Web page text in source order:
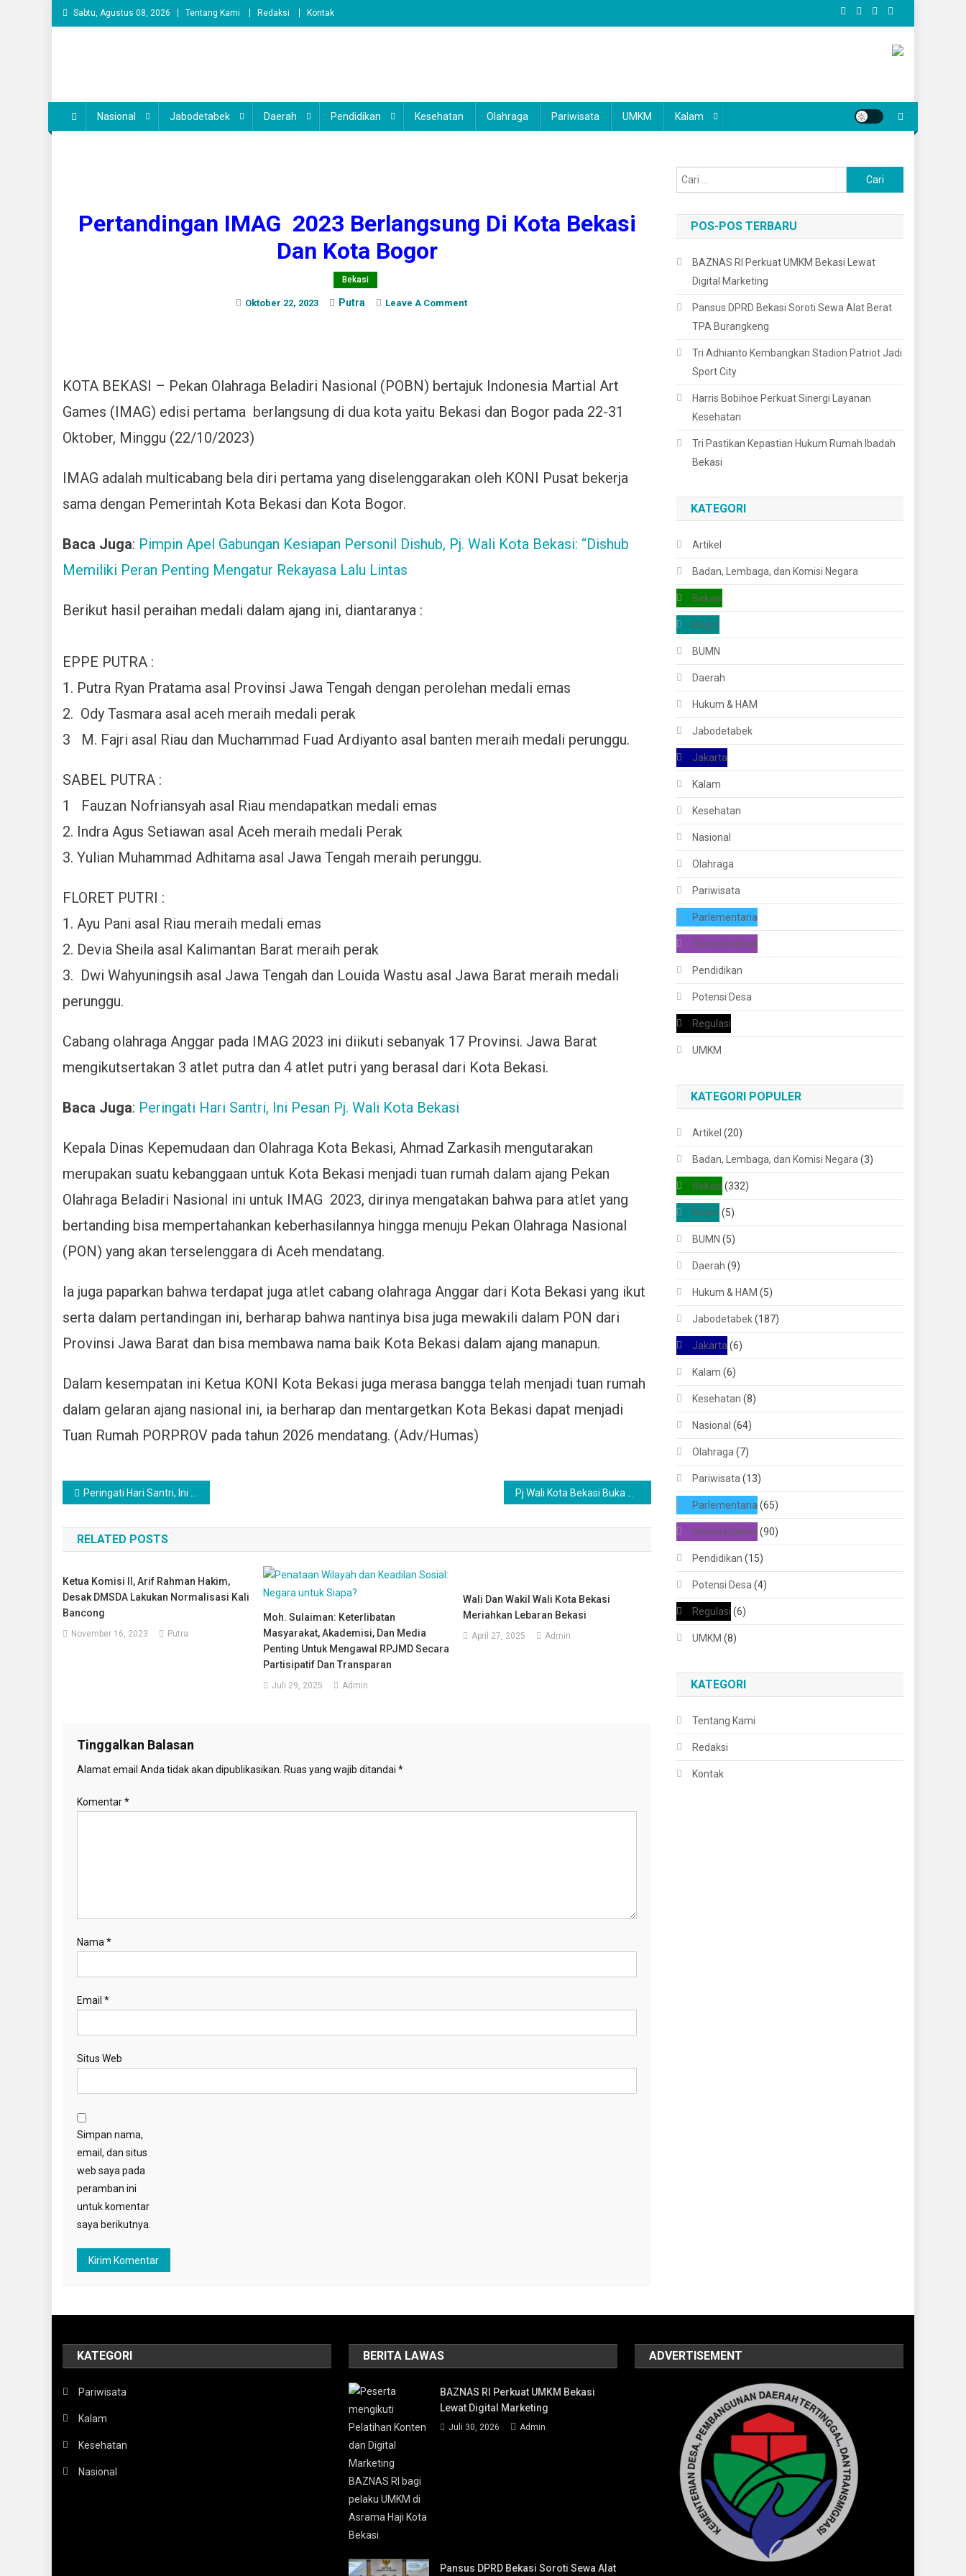
Skip
to
Sabtu, Agustus 08, 2026 Tentang Kami Redaksi Kontak
Nasional Jabodetabek Daerah Pendidikan Kesehatan Olahraga Pariwisata UMKM Kalam
Pertandingan IMAG 2023 Berlangsung Di Kota Bekasi
Dan Kota Bogor
Bekasi
Oktober 22, 2023 Putra Leave A CommentOn
Di
Bekasi
KOTA BEKASI – Pekan Olahraga Beladiri Nasional (POBN) bertajuk Indonesia Martial Art
Games (IMAG) edisi pertama berlangsung di dua kota yaitu Bekasi dan Bogor pada 22-31
Oktober, Minggu (22/10/2023)
IMAG adalah multicabang bela diri pertama yang diselenggarakan oleh KONI Pusat bekerja
sama dengan Pemerintah Kota Bekasi dan Kota Bogor.
Baca Juga: Pimpin Apel Gabungan Kesiapan Personil Dishub, Pj. Wali Kota Bekasi: “Dishub
Memiliki Peran Penting Mengatur Rekayasa Lalu Lintas
Berikut hasil peraihan medali dalam ajang ini, diantaranya :
EPPE PUTRA :
1. Putra Ryan Pratama asal Provinsi Jawa Tengah dengan perolehan medali emas
2. Ody Tasmara asal aceh meraih medali perak
3 M. Fajri asal Riau dan Muchammad Fuad Ardiyanto asal banten meraih medali perunggu.
SABEL PUTRA :
1 Fauzan Nofriansyah asal Riau mendapatkan medali emas
2. Indra Agus Setiawan asal Aceh meraih medali Perak
3. Yulian Muhammad Adhitama asal Jawa Tengah meraih perunggu.
FLORET PUTRI :
1. Ayu Pani asal Riau meraih medali emas
2. Devia Sheila asal Kalimantan Barat meraih perak
3. Dwi Wahyuningsih asal Jawa Tengah dan Louida Wastu asal Jawa Barat meraih medali
perunggu.
Cabang olahraga Anggar pada IMAG 2023 ini diikuti sebanyak 17 Provinsi. Jawa Barat
mengikutsertakan 3 atlet putra dan 4 atlet putri yang berasal dari Kota Bekasi.
Baca Juga: Peringati Hari Santri, Ini Pesan Pj. Wali Kota Bekasi
Kepala Dinas Kepemudaan dan Olahraga Kota Bekasi, Ahmad Zarkasih mengutarakan
merupakan suatu kebanggaan untuk Kota Bekasi menjadi tuan rumah dalam ajang Pekan
Olahraga Beladiri Nasional ini untuk IMAG 2023, dirinya mengatakan bahwa para atlet yang
bertanding bisa mempertahankan keberhasilannya hingga menuju Pekan Olahraga Nasional
(PON) yang akan terselenggara di Aceh mendatang.
Ia juga paparkan bahwa terdapat juga atlet cabang olahraga Anggar dari Kota Bekasi yang ikut
serta dalam pertandingan ini, berharap bahwa nantinya bisa juga mewakili dalam PON dari
Provinsi Jawa Barat dan bisa membawa nama baik Kota Bekasi dalam ajang manapun.
Dalam kesempatan ini Ketua KONI Kota Bekasi juga merasa bangga telah menjadi tuan rumah
dalam gelaran ajang nasional ini, ia berharap dan mentargetkan Kota Bekasi dapat menjadi
Tuan Rumah PORPROV pada tahun 2026 mendatang. (Adv/Humas)
Navigasi
pos
Peringati Hari Santri, Ini Pesan Pj. Wali Kota Bekasi
RELATED POSTS
Ketua Komisi II, Arif Rahman Hakim,
Desak DMSDA Lakukan Normalisasi Kali
Bancong
November 16, 2023 Putra
Moh. Sulaiman: Keterlibatan
Masyarakat, Akademisi, Dan Media
Penting Untuk Mengawal RPJMD Secara
Partisipatif Dan Transparan
Juli 29, 2025 Admin
Wali Dan Wakil Wali Kota Bekasi
Meriahkan Lebaran Bekasi
April 27, 2025 Admin
Tinggalkan Balasan
Alamat email Anda tidak akan dipublikasikan. Ruas yang wajib ditandai *
Komentar*
Nama *
Email *
Situs Web
Simpan nama,
email, dan situs
web saya pada
peramban ini
untuk komentar
saya berikutnya.
untuk:
POS-POS TERBARU
BAZNAS RI Perkuat UMKM Bekasi Lewat
Digital Marketing
Pansus DPRD Bekasi Soroti Sewa Alat Berat
TPA Burangkeng
Tri Adhianto Kembangkan Stadion Patriot Jadi
Sport City
Harris Bobihoe Perkuat Sinergi Layanan
Kesehatan
Tri Pastikan Kepastian Hukum Rumah Ibadah
Bekasi
KATEGORI
Artikel
Badan, Lembaga, dan Komisi Negara
Bekasi
Bogor
BUMN
Daerah
Hukum & HAM
Jabodetabek
Jakarta
Kalam
Kesehatan
Nasional
Olahraga
Pariwisata
Parlementaria
Pemerintahan
Pendidikan
Potensi Desa
Regulasi
UMKM
KATEGORI POPULER
Artikel (20)
Badan, Lembaga, dan Komisi Negara (3)
Bekasi (332)
Bogor(5)
BUMN (5)
Daerah (9)
Hukum & HAM (5)
Jabodetabek(187)
Jakarta (6)
Kalam (6)
Kesehatan (8)
Nasional (64)
Olahraga (7)
Pariwisata (13)
Parlementaria (65)
Pemerintahan (90)
Pendidikan (15)
Potensi Desa (4)
Regulasi (6)
UMKM (8)
KATEGORI
Tentang Kami
Redaksi
Kontak
KATEGORI
Pariwisata
Kalam
Kesehatan
Nasional
BERITA LAWAS
BAZNAS RI Perkuat UMKM Bekasi
Lewat Digital Marketing
Juli 30, 2026 Admin
Pansus DPRD Bekasi Soroti Sewa Alat
ADVERTISEMENT